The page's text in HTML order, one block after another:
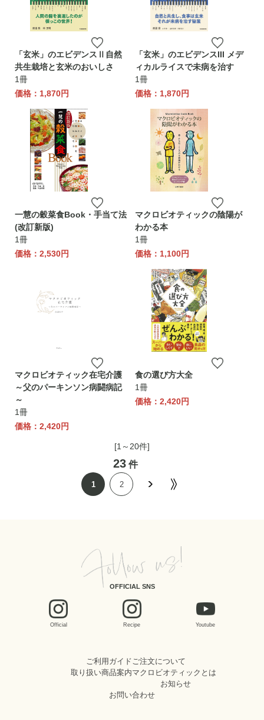
「玄米」のエビデンスⅡ自然
共生栽培と玄米のおいしさ
1冊
価格：1,870円
「玄米」のエビデンスIII メデ
ィカルライスで未病を治す
1冊
価格：1,870円
一慧の穀菜食Book・手当て法
(改訂新版)
1冊
価格：2,530円
マクロビオティックの陰陽が
わかる本
1冊
価格：1,100円
マクロビオティック在宅介護
～父のパーキンソン病闘病記
～
1冊
価格：2,420円
食の選び方大全
1冊
価格：2,420円
[1～20件]
23件
1 2
OFFICIAL SNS
Official Recipe Youtube
ご利用ガイドご注文について
取り扱い商品案内マクロビオティックとは
お知らせ
お問い合わせ